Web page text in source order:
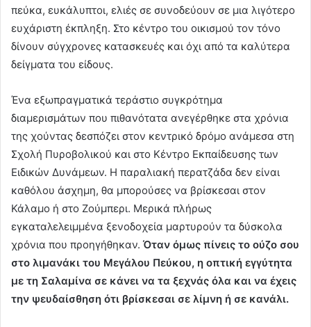
πεύκα, ευκάλυπτοι, ελιές σε συνοδεύουν σε μια λιγότερο
ευχάριστη έκπληξη. Στο κέντρο του οικισμού τον τόνο
δίνουν σύγχρονες κατασκευές και όχι από τα καλύτερα
δείγματα του είδους.
Ένα εξωπραγματικά τεράστιο συγκρότημα
διαμερισμάτων που πιθανότατα ανεγέρθηκε στα χρόνια
της χούντας δεσπόζει στον κεντρικό δρόμο ανάμεσα στη
Σχολή Πυροβολικού και στο Κέντρο Εκπαίδευσης των
Ειδικών Δυνάμεων. Η παραλιακή περατζάδα δεν είναι
καθόλου άσχημη, θα μπορούσες να βρίσκεσαι στον
Κάλαμο ή στο Ζούμπερι. Μερικά πλήρως
εγκαταλελειμμένα ξενοδοχεία μαρτυρούν τα δύσκολα
χρόνια που προηγήθηκαν. Όταν όμως πίνεις το ούζο σου
στο λιμανάκι του Μεγάλου Πεύκου, η οπτική εγγύτητα
με τη Σαλαμίνα σε κάνει να τα ξεχνάς όλα και να έχεις
την ψευδαίσθηση ότι βρίσκεσαι σε λίμνη ή σε κανάλι.